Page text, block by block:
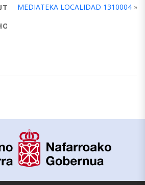
MEDIATEKA LOCALIDAD 1310004 »